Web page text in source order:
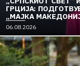
ГРЦИЈА:
„МАЈКА
06.08.2026